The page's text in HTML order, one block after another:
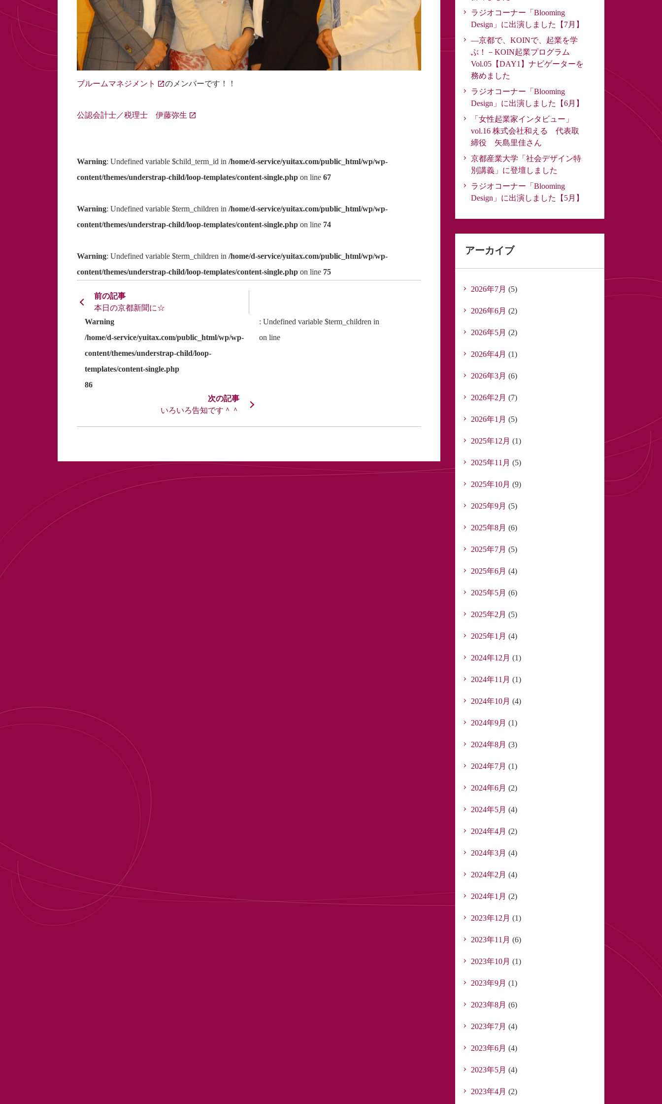
ブルームマネジメント のメンバーです！！
公認会計士／税理士 伊藤弥生
Warning: Undefined variable $child_term_id in /home/d-service/yuitax.com/public_html/wp/wp-
content/themes/understrap-child/loop-templates/content-single.phpon line 67
Warning: Undefined variable $term_children in /home/d-service/yuitax.com/public_html/wp/wp-
content/themes/understrap-child/loop-templates/content-single.phpon line 74
Warning: Undefined variable $term_children in /home/d-service/yuitax.com/public_html/wp/wp-
content/themes/understrap-child/loop-templates/content-single.phpon line 75
本日の京都新聞に☆
Warning
: Undefined variable $term_children in
/home/d-service/yuitax.com/public_html/wp/wp-
content/themes/understrap-child/loop-
templates/content-single.php
on line
86
いろいろ告知です＾＾
ラジオコーナー「Blooming
Design」に出演しました【7月】
―京都で、KOINで、起業を学
ぶ！－KOIN起業プログラム
Vol.05【DAY1】ナビゲーターを
務めました
ラジオコーナー「Blooming
Design」に出演しました【6月】
「女性起業家インタビュー」
vol.16 株式会社和える 代表取
締役 矢島里佳さん
京都産業大学「社会デザイン特
別講義」に登壇しました
ラジオコーナー「Blooming
Design」に出演しました【5月】
アーカイブ
2026年7月 (5)
2026年6月 (2)
2026年5月 (2)
2026年4月 (1)
2026年3月 (6)
2026年2月 (7)
2026年1月 (5)
2025年12月 (1)
2025年11月 (5)
2025年10月 (9)
2025年9月 (5)
2025年8月 (6)
2025年7月 (5)
2025年6月 (4)
2025年5月 (6)
2025年2月 (5)
2025年1月 (4)
2024年12月 (1)
2024年11月 (1)
2024年10月 (4)
2024年9月 (1)
2024年8月 (3)
2024年7月 (1)
2024年6月 (2)
2024年5月 (4)
2024年4月 (2)
2024年3月 (4)
2024年2月 (4)
2024年1月 (2)
2023年12月 (1)
2023年11月 (6)
2023年10月 (1)
2023年9月 (1)
2023年8月 (6)
2023年7月 (4)
2023年6月 (4)
2023年5月 (4)
2023年4月 (2)